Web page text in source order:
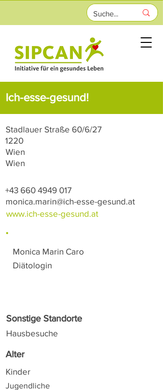
Ich-esse-gesund!
Stadlauer Straße 60/6/27
Wien
1220
Wien
+43 660 4949 017
monica.marin@ich-esse-gesund.at
www.ich-esse-gesund.at
Monica Marin Caro
Diätologin
Sonstige Standorte
Hausbesuche
Alter
Kinder
Jugendliche